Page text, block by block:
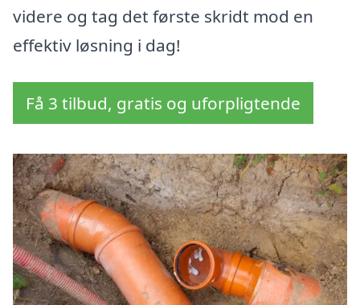
videre og tag det første skridt mod en
effektiv løsning i dag!
Få 3 tilbud, gratis og uforpligtende